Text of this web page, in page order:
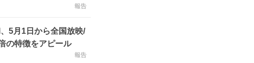
報告
5月1日から全国放映/
の特徴をアピール
報告